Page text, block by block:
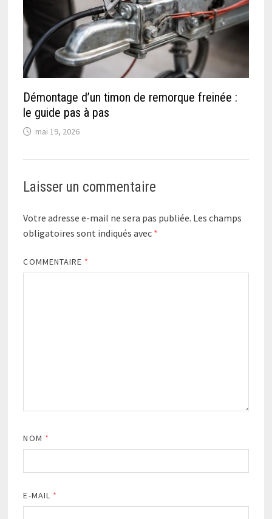
Démontage d’un timon de remorque freinée :
le guide pas à pas
mai 19, 2026
Laisser un commentaire
Votre adresse e-mail ne sera pas publiée. Les champs
obligatoires sont indiqués avec *
COMMENTAIRE *
NOM *
E-MAIL *